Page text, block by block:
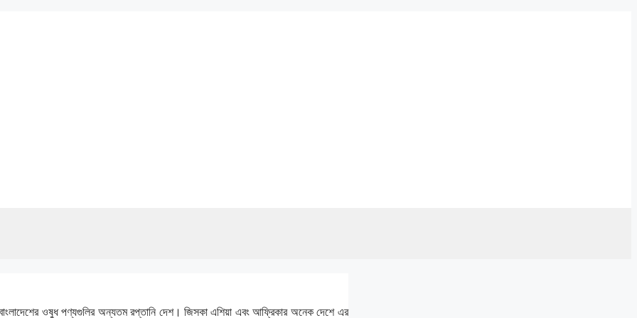
ওষুধ পণ্যগুলির অন্যতম রপ্তানি দেশ। জিসকা এশিয়া এবং আফ্রিকার অনেক দেশে এর